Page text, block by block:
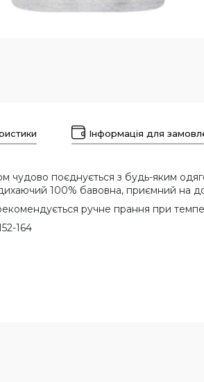
Інформація для
чудово поєднується з будь-яким
100% бавовна, приємний на
ручне прання при
164